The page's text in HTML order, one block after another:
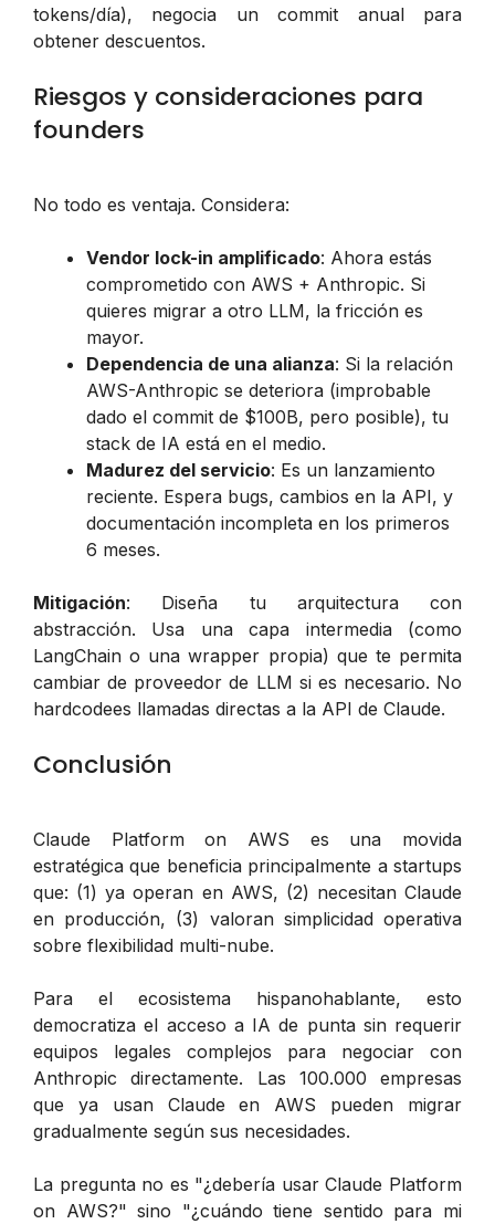
tokens/día), negocia un commit anual para
obtener descuentos.
Riesgos y consideraciones para
founders
No todo es ventaja. Considera:
Vendor lock-in amplificado: Ahora estás
comprometido con AWS + Anthropic. Si
quieres migrar a otro LLM, la fricción es
mayor.
Dependencia de una alianza: Si la relación
AWS-Anthropic se deteriora (improbable
dado el commit de $100B, pero posible), tu
stack de IA está en el medio.
Madurez del servicio: Es un lanzamiento
reciente. Espera bugs, cambios en la API, y
documentación incompleta en los primeros
6 meses.
Mitigación: Diseña tu arquitectura con
abstracción. Usa una capa intermedia (como
LangChain o una wrapper propia) que te permita
cambiar de proveedor de LLM si es necesario. No
hardcodees llamadas directas a la API de Claude.
Conclusión
Claude Platform on AWS es una movida
estratégica que beneficia principalmente a startups
que: (1) ya operan en AWS, (2) necesitan Claude
en producción, (3) valoran simplicidad operativa
sobre flexibilidad multi-nube.
Para el ecosistema hispanohablante, esto
democratiza el acceso a IA de punta sin requerir
equipos legales complejos para negociar con
Anthropic directamente. Las 100.000 empresas
que ya usan Claude en AWS pueden migrar
gradualmente según sus necesidades.
La pregunta no es "¿debería usar Claude Platform
on AWS?" sino "¿cuándo tiene sentido para mi